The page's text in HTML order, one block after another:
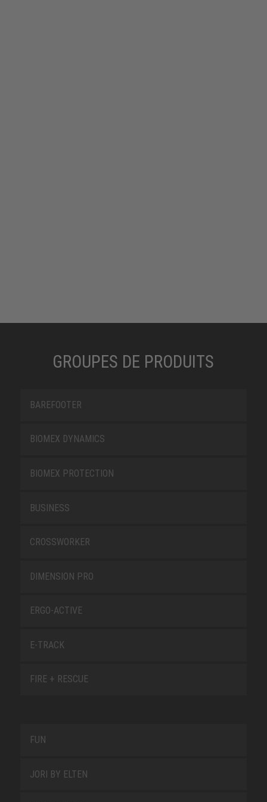
GROUPES DE PRODUITS
BAREFOOTER
BIOMEX DYNAMICS
BIOMEX PROTECTION
BUSINESS
CROSSWORKER
DIMENSION PRO
ERGO-ACTIVE
E-TRACK
FIRE + RESCUE
FUN
JORI BY ELTEN